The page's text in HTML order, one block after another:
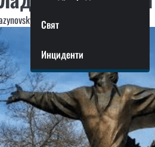
Свят
Инциденти